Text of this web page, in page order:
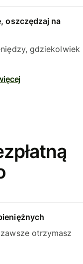
oszczędzaj na
gdziekolwiek
otrzymasz